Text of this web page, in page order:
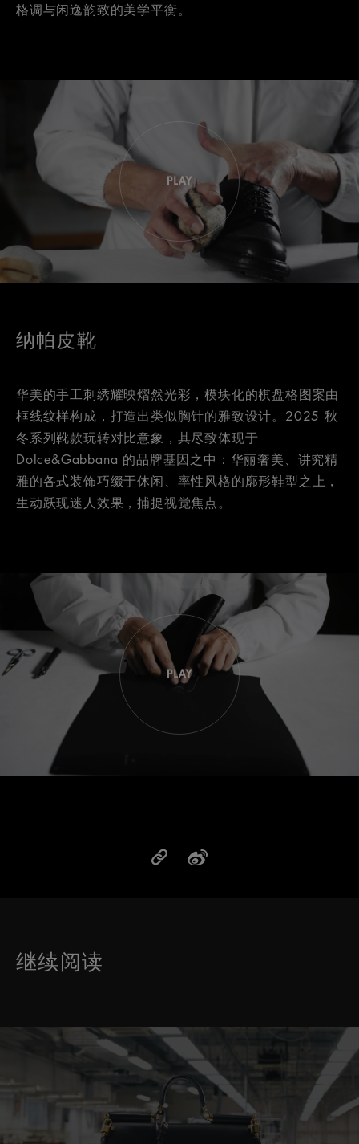
格调与闲逸韵致的美学平衡。
纳帕皮靴
华美的手工刺绣耀映熠然光彩，模块化的棋盘格图案由
框线纹样构成，打造出类似胸针的雅致设计。2025 秋
冬系列靴款玩转对比意象，其尽致体现于
Dolce&Gabbana 的品牌基因之中：华丽奢美、讲究精
雅的各式装饰巧缀于休闲、率性风格的廓形鞋型之上，
生动跃现迷人效果，捕捉视觉焦点。
继续阅读
这是带有可以左右移动幻灯片 的轮播图。有些图片有放大